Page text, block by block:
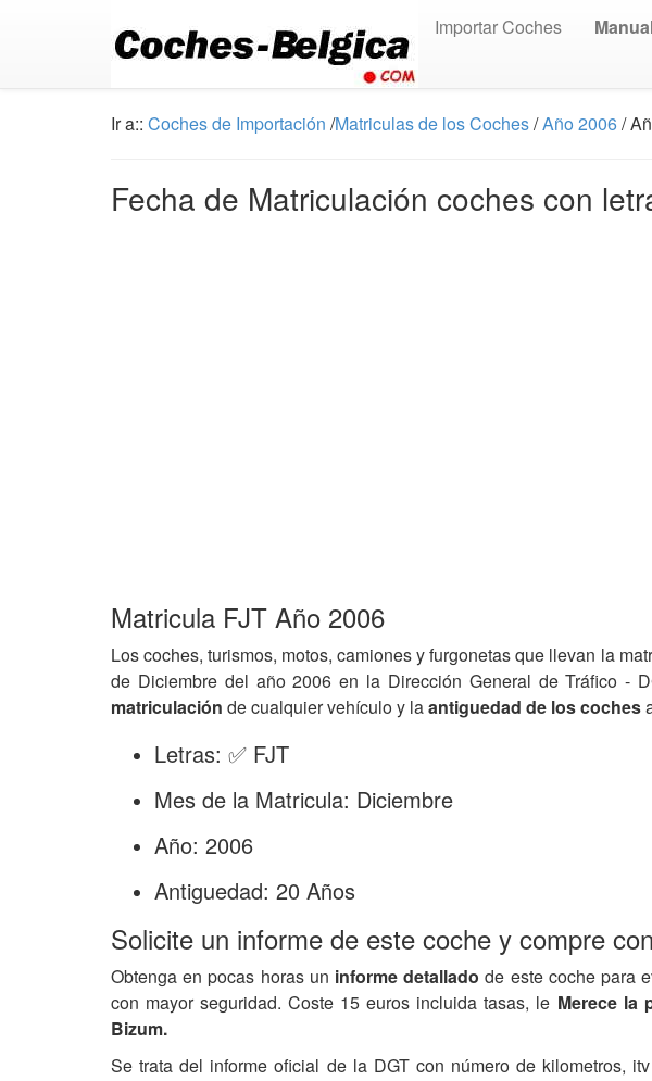
Importar Coches
Ir a:: Coches de Importación /Matriculas de los Coches/Año 2006/
Fecha de Matriculación coches con
Matricula FJT Año 2006
Los coches, turismos, motos, camiones y furgonetas que llevan la
de Diciembre del año 2006 en la Dirección General de Tráfico -
matriculación de cualquier vehículo y laantiguedad de los coches
Letras: ✅ FJT
Mes de la Matricula: Diciembre
Año: 2006
Antiguedad: 20 Años
Solicite un informe de este coche y compre
Obtenga en pocas horas un informe detalladode este coche para
con mayor seguridad. Coste 15 euros incluida tasas, le Merece la
Bizum.
Se trata del informe oficial de la DGT con número de kilometros,